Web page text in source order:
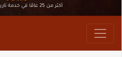
أكثر من 25 عامًا في خدمة تاريـخ وتراث مكة المكرمة